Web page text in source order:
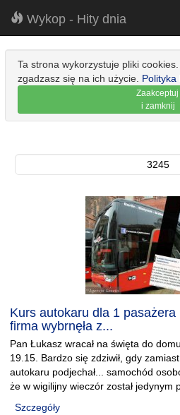
Wykop - Hity dnia
Ta strona wykorzystuje pliki
zgadzasz się na ich użycie. Polityka
Zaakceptuj
i zamknij
3245
Kurs autokaru dla 1 pasażera
firma wybrnęła z...
Pan Łukasz wracał na święta do
19.15. Bardzo się zdziwił, gdy
autokaru podjechał... samochód
że w wigilijny wieczór został jedynym
Szczegóły